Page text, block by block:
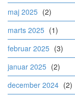
maj 2025 (2)
marts 2025 (1)
februar 2025 (3)
januar 2025 (2)
december 2024 (2)